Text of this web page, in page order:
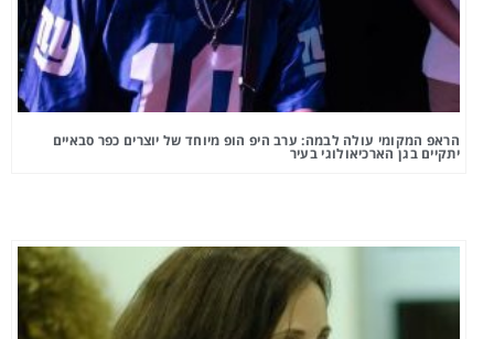
הראפ המקומי עולה לבמה: ערב היפ הופ מיוחד של יוצרים כפר סבאיים
יתקיים בגן הארכיאולוגי בעיר